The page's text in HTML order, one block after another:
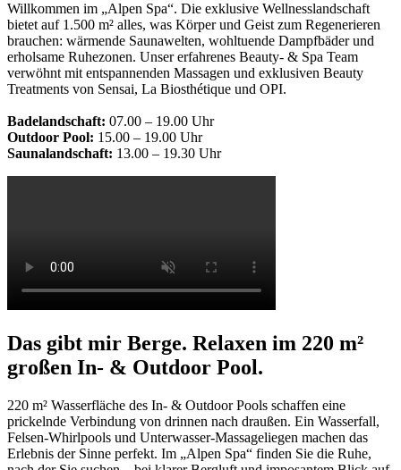
Willkommen im „Alpen Spa“. Die exklusive Wellnesslandschaft
bietet auf 1.500 m² alles, was Körper und Geist zum Regenerieren
brauchen: wärmende Saunawelten, wohltuende Dampfbäder und
erholsame Ruhezonen. Unser erfahrenes Beauty- & Spa Team
verwöhnt mit entspannenden Massagen und exklusiven Beauty
Treatments von Sensai, La Biosthétique und OPI.
Badelandschaft: 07.00 – 19.00 Uhr
Outdoor Pool: 15.00 – 19.00 Uhr
Saunalandschaft: 13.00 – 19.30 Uhr
Das gibt mir Berge. Relaxen im 220 m²
großen In- & Outdoor Pool.
220 m² Wasserfläche des In- & Outdoor Pools schaffen eine
prickelnde Verbindung von drinnen nach draußen. Ein Wasserfall,
Felsen-Whirlpools und Unterwasser-Massageliegen machen das
Erlebnis der Sinne perfekt. Im „Alpen Spa“ finden Sie die Ruhe,